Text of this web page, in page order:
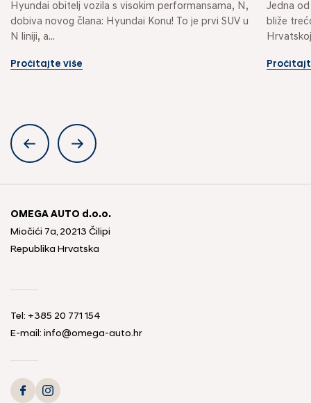
Hyundai obitelj vozila s visokim performansama, N,
dobiva novog člana: Hyundai Konu! To je prvi SUV u
N liniji, a...
Pročitajte više
Jedna
bliže
OMEGA AUTO d.o.o.
Miočići 7a, 20213 Čilipi
Republika Hrvatska
Tel: +385 20 771 154
E-mail: info@omega-auto.hr